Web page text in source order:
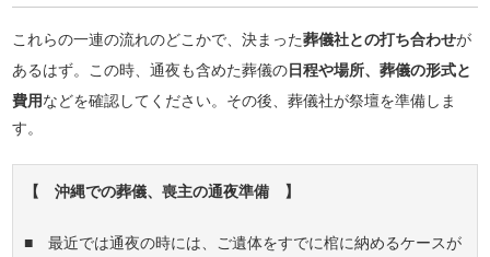
これらの一連の流れのどこかで、決まった葬儀社との打ち合わせが
あるはず。この時、通夜も含めた葬儀の日程や場所、葬儀の形式と
費用などを確認してください。その後、葬儀社が祭壇を準備しま
す。
【 沖縄での葬儀、喪主の通夜準備 】
■ 最近では通夜の時には、ご遺体をすでに棺に納めるケースが